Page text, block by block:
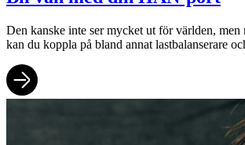
Den kanske inte ser mycket ut för världen,
kan du koppla på bland annat lastbalanserare